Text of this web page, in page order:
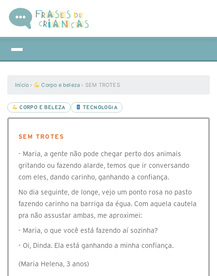
Início › Corpo e beleza › SEM TROTES
CORPO E BELEZA TECNOLOGIA
SEM TROTES
- Maria, a gente não pode chegar perto dos animais
gritando ou fazendo alarde, temos que ir conversando
com eles, dando carinho, ganhando a confiança.
No dia seguinte, de longe, vejo um ponto rosa no pasto
fazendo carinho na barriga da égua. Com aquela cautela
pra não assustar ambas, me aproximei:
- Maria, o que você está fazendo aí sozinha?
- Oi, Dinda. Ela está ganhando a minha confiança.
(Maria Helena, 3 anos)